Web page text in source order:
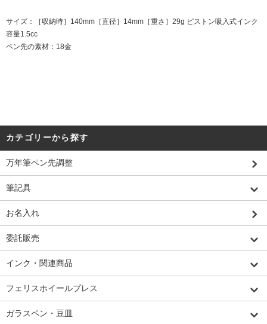
サイズ：［収納時］140mm［直径］14mm［重さ］29g ピストン吸入式インク
容量1.5cc
ペン先の素材：18金
カテゴリーから探す
万年筆ペン先調整
筆記具
お名入れ
委託販売
インク・関連商品
フェリスホイールプレス
ガラスペン・豆皿